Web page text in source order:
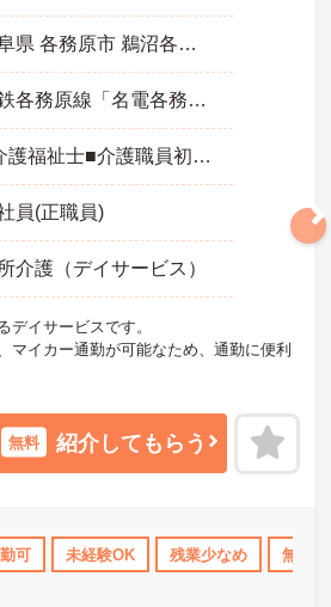
岐阜県 各務原市 鵜沼各務原町8-7
名鉄各務原線「名電各務原駅」徒歩12分
■介護福祉士■介護職員初任者研修 ■実務者研修■介護職(資格取得見込み) ■普通自動車免許一種 ＊未経験可
員(正職員)
介護（デイサービス）
デイサービスです。
マイカー通勤が可能なため、通勤に便利
詳細の情報や面接のポイントをお伝えし
わせください。
無料 紹介してもらう
可 未経験OK 残業少なめ 無資